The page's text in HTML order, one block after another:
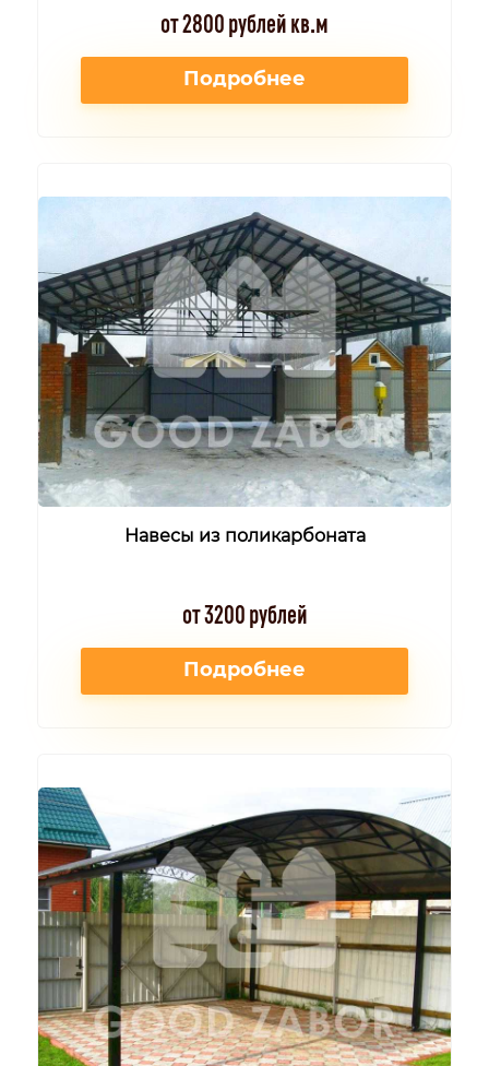
от 2800 рублей кв.м
Подробнее
Навесы из поликарбоната
от 3200 рублей
Подробнее